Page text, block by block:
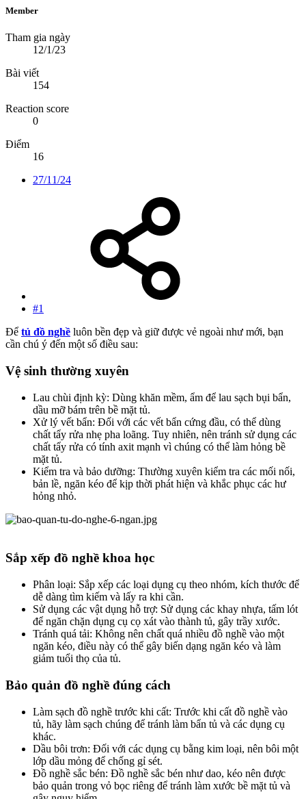
Member
Tham gia ngày
12/1/23
Bài viết
154
Reaction score
0
Điểm
16
27/11/24
#1
Để tủ đồ nghề luôn bền đẹp và giữ được vẻ ngoài như mới, bạn
cần chú ý đến một số điều sau:
Vệ sinh thường xuyên​
Lau chùi định kỳ: Dùng khăn mềm, ẩm để lau sạch bụi bẩn,
dầu mỡ bám trên bề mặt tủ.
Xử lý vết bẩn: Đối với các vết bẩn cứng đầu, có thể dùng
chất tẩy rửa nhẹ pha loãng. Tuy nhiên, nên tránh sử dụng các
chất tẩy rửa có tính axit mạnh vì chúng có thể làm hỏng bề
mặt tủ.
Kiểm tra và bảo dưỡng: Thường xuyên kiểm tra các mối nối,
bản lề, ngăn kéo để kịp thời phát hiện và khắc phục các hư
hỏng nhỏ.
Sắp xếp đồ nghề khoa học​
Phân loại: Sắp xếp các loại dụng cụ theo nhóm, kích thước để
dễ dàng tìm kiếm và lấy ra khi cần.
Sử dụng các vật dụng hỗ trợ: Sử dụng các khay nhựa, tấm lót
để ngăn chặn dụng cụ cọ xát vào thành tủ, gây trầy xước.
Tránh quá tải: Không nên chất quá nhiều đồ nghề vào một
ngăn kéo, điều này có thể gây biến dạng ngăn kéo và làm
giảm tuổi thọ của tủ.
Bảo quản đồ nghề đúng cách​
Làm sạch đồ nghề trước khi cất: Trước khi cất đồ nghề vào
tủ, hãy làm sạch chúng để tránh làm bẩn tủ và các dụng cụ
khác.
Dầu bôi trơn: Đối với các dụng cụ bằng kim loại, nên bôi một
lớp dầu mỏng để chống gỉ sét.
Đồ nghề sắc bén: Đồ nghề sắc bén như dao, kéo nên được
bảo quản trong vỏ bọc riêng để tránh làm xước bề mặt tủ và